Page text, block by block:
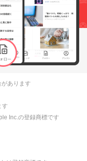
あります
す
Inc.の登録商標です